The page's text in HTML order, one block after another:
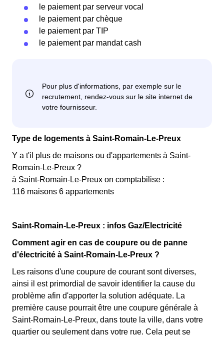
le paiement par serveur vocal
le paiement par chèque
le paiement par TIP
le paiement par mandat cash
Type de logements à Saint-Romain-Le-Preux
Y a t'il plus de maisons ou d'appartements à Saint-
Romain-Le-Preux ?
à Saint-Romain-Le-Preux on comptabilise :
116 maisons 6 appartements
Saint-Romain-Le-Preux : infos Gaz/Electricité
Comment agir en cas de coupure ou de panne
d'électricité à Saint-Romain-Le-Preux ?
Les raisons d'une coupure de courant sont diverses,
ainsi il est primordial de savoir identifier la cause du
problème afin d'apporter la solution adéquate. La
première cause pourrait être une coupure générale à
Saint-Romain-Le-Preux, dans toute la ville, dans votre
quartier ou seulement dans votre rue. Cela peut se